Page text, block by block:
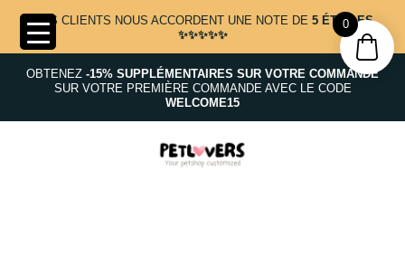
NOS CLIENTS NOUS ACCORDENT UNE NOTE DE5 ÉTOILES
✨✨✨✨✨
OBTENEZ -15% SUPPLÉMENTAIRES SUR VOTRE COMMANDE
SUR VOTRE PREMIÈRE COMMANDE AVEC LE CODE
WELCOME15
0